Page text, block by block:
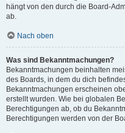
hängt von den durch die Board-
ab.
Nach oben
Was sind Bekanntmachungen?
Bekanntmachungen beinhalten
des Boards, in dem du dich
Bekanntmachungen erscheinen
erstellt wurden. Wie bei globalen
Berechtigungen ab, ob du
Berechtigungen werden von der